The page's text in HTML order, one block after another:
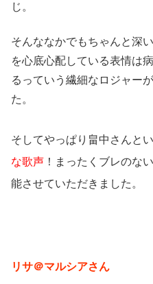
じ。
そんななかでもちゃんと深
を心底心配している表情は
るっていう繊細なロジャー
た。
そしてやっぱり畠中さんと
な歌声 ！まったくブレのな
能させていただきました。
リサ＠マルシアさん